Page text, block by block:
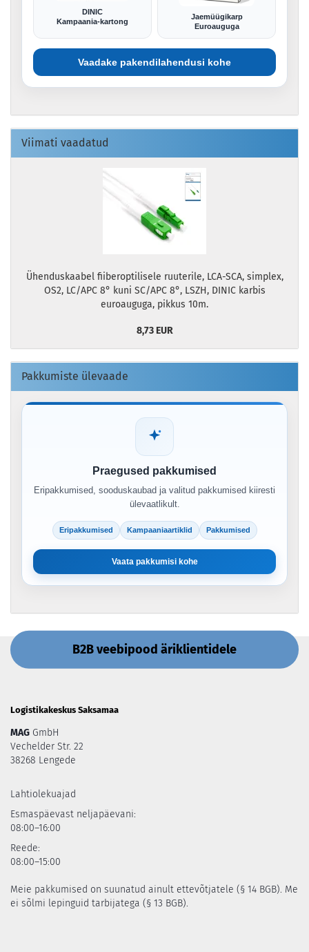
DINIC
Kampaania-kartong
Jaemüügikarp
Euroauguga
Vaadake pakendilahendusi kohe
Viimati vaadatud
Ühenduskaabel fiiberoptilisele ruuterile, LCA-SCA, simplex,
OS2, LC/APC 8° kuni SC/APC 8°, LSZH, DINIC karbis
euroauguga, pikkus 10m.
8,73 EUR
Pakkumiste ülevaade
Praegused pakkumised
Eripakkumised, sooduskaubad ja valitud pakkumised kiiresti
ülevaatlikult.
Eripakkumised Kampaaniaartiklid Pakkumised
Vaata pakkumisi kohe
B2B veebipood äriklientidele
Logistikakeskus Saksamaa
MAG GmbH
Vechelder Str. 22
38268 Lengede
Lahtiolekuajad
Esmaspäevast neljapäevani:
08:00–16:00
Reede:
08:00–15:00
Meie pakkumised on suunatud ainult ettevõtjatele (§ 14 BGB). Me
ei sõlmi lepinguid tarbijatega (§ 13 BGB).